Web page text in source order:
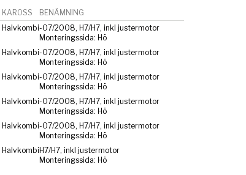
KAROSS
BENÄMNING
Halvkombi-07/2008, H7/H7, inkl justermotor
Monteringssida: Hö
Halvkombi-07/2008, H7/H7, inkl justermotor
Monteringssida: Hö
Halvkombi-07/2008, H7/H7, inkl justermotor
Monteringssida: Hö
Halvkombi-07/2008, H7/H7, inkl justermotor
Monteringssida: Hö
Halvkombi-07/2008, H7/H7, inkl justermotor
Monteringssida: Hö
Halvkombi H7/H7, inkl justermotor
Monteringssida: Hö